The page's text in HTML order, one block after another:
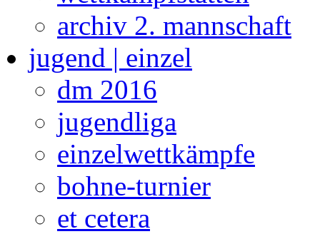
archiv 2. mannschaft
jugend | einzel
dm 2016
jugendliga
einzelwettkämpfe
bohne-turnier
et cetera